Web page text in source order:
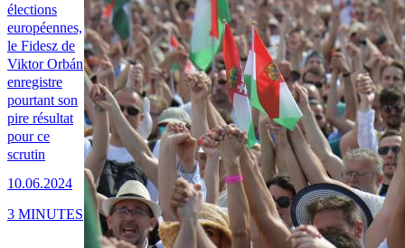
élections
européennes,
le Fidesz de
Viktor Orbán
enregistre
pourtant son
pire résultat
pour ce
scrutin
10.06.2024
3 MINUTES